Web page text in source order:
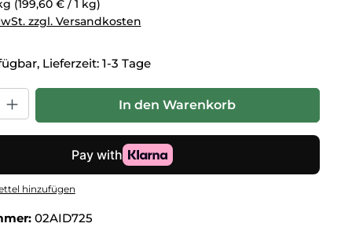
(199,60 € / 1 kg)
zzgl. Versandkosten
Lieferzeit: 1-3 Tage
Gib den gewünschten Wert ein oder benutze die
In den Warenkorb
hinzufügen
02AID725